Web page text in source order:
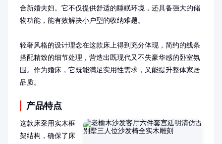
合新婚夫妇。它不仅提供舒适的睡眠环境，还具备强大的储
物功能，能有效解决小户型的收纳难题。
轻奢风格的设计理念在这款床上得到充分体现，简约的线条
搭配精致的细节处理，营造出既现代又不失豪华感的卧室氛
围。作为婚床，它既能满足实用性需求，又能提升整体家居
品质。
产品特点
这款床采用实木框
架结构，确保了床